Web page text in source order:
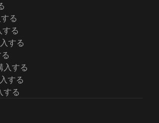
る
る
する
する
する
する